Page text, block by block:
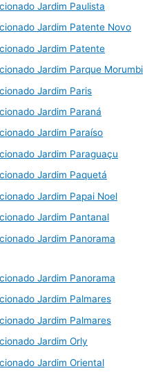
Jardim Paulista
Jardim Patente Novo
Jardim Patente
Jardim Parque Morumbi
Jardim Paris
Jardim Paraná
Jardim Paraíso
Jardim Paraguaçu
Jardim Paquetá
Jardim Papai Noel
Jardim Pantanal
Jardim Panorama
Jardim Panorama
Jardim Palmares
Jardim Palmares
Jardim Orly
Jardim Oriental